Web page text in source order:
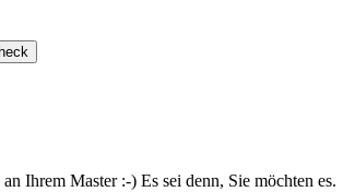
Ihrem Master :-) Es sei denn, Sie möchten es.